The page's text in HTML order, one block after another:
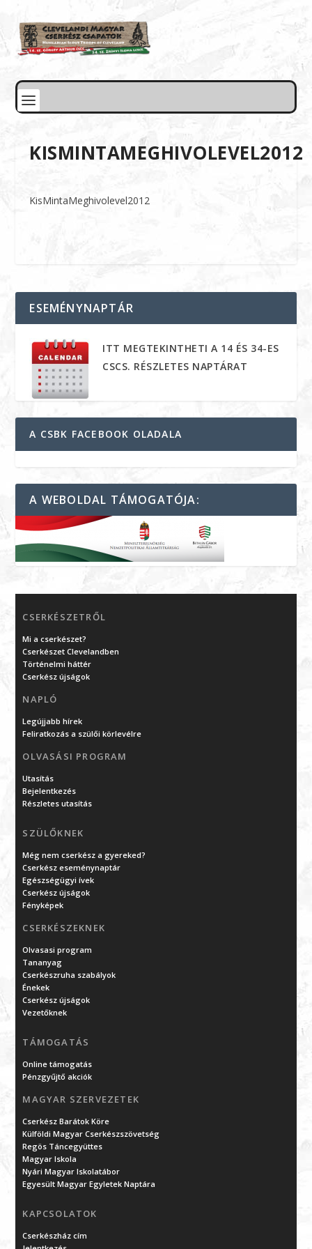
KISMINTAMEGHIVOLEVEL2012
KisMintaMeghivolevel2012
ESEMÉNYNAPTÁR
ITT MEGTEKINTHETI A 14 ÉS 34-ES
CSCS. RÉSZLETES NAPTÁRAT
A CSBK FACEBOOK OLADALA
A WEBOLDAL TÁMOGATÓJA:
CSERKÉSZETRŐL
Mi a cserkészet?
Cserkészet Clevelandben
Történelmi háttér
Cserkész újságok
NAPLÓ
Legújjabb hírek
Feliratkozás a szülői körlevélre
OLVASÁSI PROGRAM
Utasítás
Bejelentkezés
Részletes utasítás
SZÜLŐKNEK
Még nem cserkész a gyereked?
Cserkész eseménynaptár
Egészségügyi ívek
Cserkész újságok
Fényképek
CSERKÉSZEKNEK
Olvasasi program
Tananyag
Cserkészruha szabályok
Énekek
Cserkész újságok
Vezetőknek
TÁMOGATÁS
Online támogatás
Pénzgyűjtő akciók
MAGYAR SZERVEZETEK
Cserkész Barátok Köre
Külföldi Magyar Cserkészszövetség
Regös Táncegyüttes
Magyar Iskola
Nyári Magyar Iskolatábor
Egyesült Magyar Egyletek Naptára
KAPCSOLATOK
Cserkészház cím